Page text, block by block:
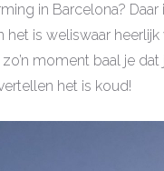
in Barcelona?
is weliswaar heerlijk
moment baal je
het is koud!